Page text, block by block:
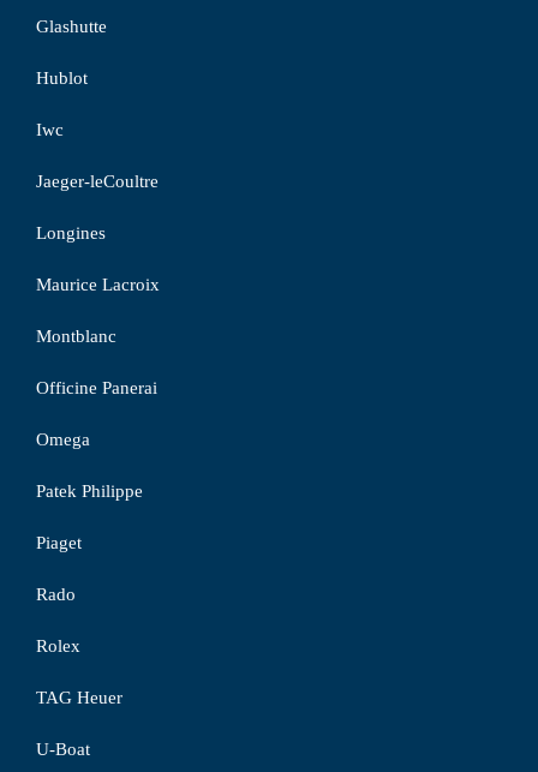
Glashutte
Hublot
Iwc
Jaeger-leCoultre
Longines
Maurice Lacroix
Montblanc
Officine Panerai
Omega
Patek Philippe
Piaget
Rado
Rolex
TAG Heuer
U-Boat